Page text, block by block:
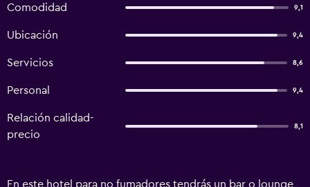
Comodidad 9,1
Ubicación 9,4
Servicios 8,6
Personal 9,4
Relación calidad-
precio
8,1
En este hotel para no fumadores tendrás un bar o lounge,